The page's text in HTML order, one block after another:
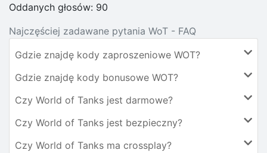
Oddanych głosów: 90
Najczęściej zadawane pytania WoT - FAQ
Gdzie znajdę kody zaproszeniowe WOT?
Gdzie znajdę kody bonusowe WOT?
Czy World of Tanks jest darmowe?
Czy World of Tanks jest bezpieczny?
Czy World of Tanks ma crossplay?